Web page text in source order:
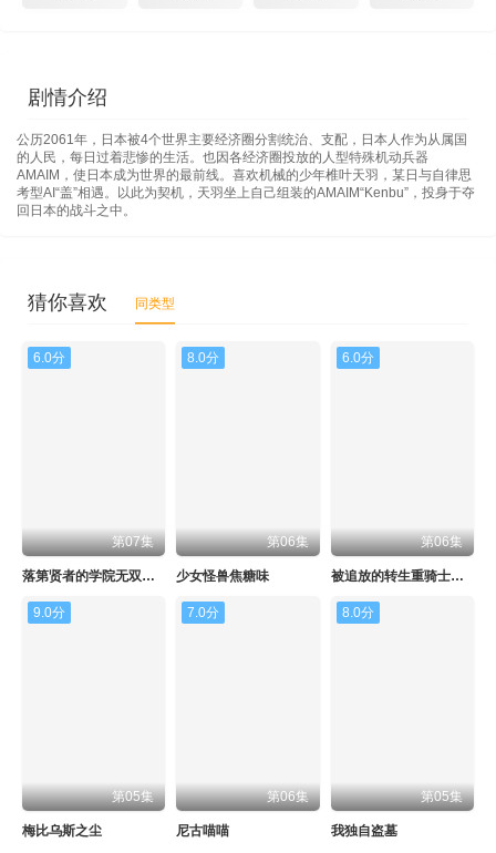
剧情介绍
公历2061年，日本被4个世界主要经济圈分割统治、支配，日本人作为从属国
的人民，每日过着悲惨的生活。也因各经济圈投放的人型特殊机动兵器
AMAIM，使日本成为世界的最前线。喜欢机械的少年椎叶天羽，某日与自律思
考型AI“盖”相遇。以此为契机，天羽坐上自己组装的AMAIM“Kenbu”，投身于夺
回日本的战斗之中。
猜你喜欢 同类型
6.0分
第07集
落第贤者的学院无双第二回转生，S等级作弊魔术师冒险记
8.0分
第06集
少女怪兽焦糖味
6.0分
第06集
被追放的转生重骑士用游戏知识开无双
9.0分
第05集
梅比乌斯之尘
7.0分
第06集
尼古喵喵
8.0分
第05集
我独自盗墓